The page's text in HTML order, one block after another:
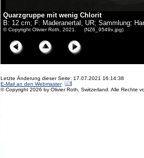
Quarzgruppe mit wenig Chlorit
B: 12 cm; F: Maderanertal, UR; Sammlung:
© Copyright Olivier Roth, 2021. (NZ6_9549x.jpg)
Letzte Änderung dieser Seite: 17.07.2021 16:14:38
E-Mail an den Webmaster
© Copyright 2026 by Olivier Roth, Switzerland. Alle Rechte